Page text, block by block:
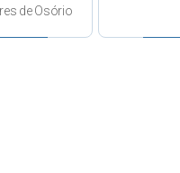
de Osório